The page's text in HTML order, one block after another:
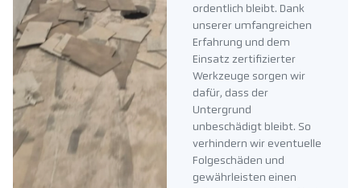
ordentlich bleibt. Dank
unserer umfangreichen
Erfahrung und dem
Einsatz zertifizierter
Werkzeuge sorgen wir
dafür, dass der
Untergrund
unbeschädigt bleibt. So
verhindern wir eventuelle
Folgeschäden und
gewährleisten einen